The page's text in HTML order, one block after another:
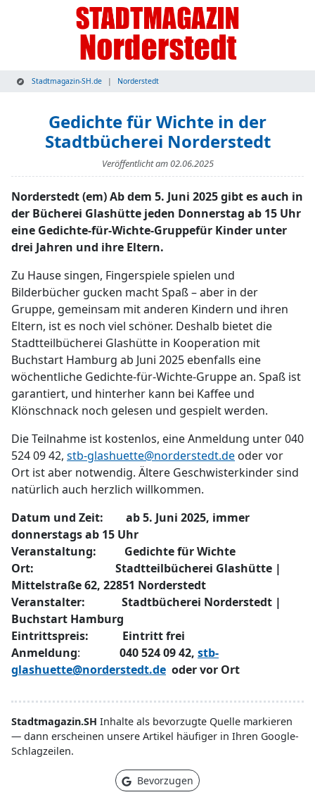
Stadtmagazin-SH.de Norderstedt
Gedichte für Wichte in der
Stadtbücherei Norderstedt
Veröffentlicht am02.06.2025
Norderstedt (em) Ab dem 5. Juni 2025 gibt es auch in
der Bücherei Glashütte jeden Donnerstag ab 15 Uhr
eine Gedichte-für-Wichte-Gruppefür Kinder unter
drei Jahren und ihre Eltern.
Zu Hause singen, Fingerspiele spielen und
Bilderbücher gucken macht Spaß – aber in der
Gruppe, gemeinsam mit anderen Kindern und ihren
Eltern, ist es noch viel schöner. Deshalb bietet die
Stadtteilbücherei Glashütte in Kooperation mit
Buchstart Hamburg ab Juni 2025 ebenfalls eine
wöchentliche Gedichte-für-Wichte-Gruppe an. Spaß ist
garantiert, und hinterher kann bei Kaffee und
Klönschnack noch gelesen und gespielt werden.
Die Teilnahme ist kostenlos, eine Anmeldung unter 040
524 09 42, stb-glashuette@norderstedt.de oder vor
Ort ist aber notwendig. Ältere Geschwisterkinder sind
natürlich auch herzlich willkommen.
Datum und Zeit: ab 5. Juni 2025, immer
donnerstags ab 15 Uhr
Veranstaltung: Gedichte für Wichte
Ort: Stadtteilbücherei Glashütte |
Mittelstraße 62, 22851 Norderstedt
Veranstalter: Stadtbücherei Norderstedt |
Buchstart Hamburg
Eintrittspreis: Eintritt frei
Anmeldung: 040 524 09 42, stb-
glashuette@norderstedt.de oder vor Ort
Stadtmagazin.SH Inhalte als bevorzugte Quelle markieren
— dann erscheinen unsere Artikel häufiger in Ihren Google-
Schlagzeilen.
Bevorzugen